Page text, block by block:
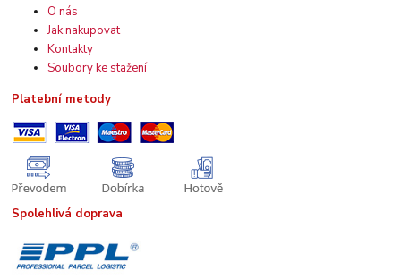
O nás
Jak nakupovat
Kontakty
Soubory ke stažení
Platební metody
Spolehlivá doprava